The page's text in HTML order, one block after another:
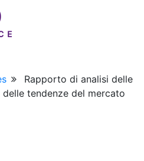
Rapporto di analisi delle
tendenze del mercato